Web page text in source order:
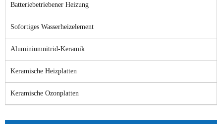
Batteriebetriebener Heizung
Sofortiges Wasserheizelement
Aluminiumnitrid-Keramik
Keramische Heizplatten
Keramische Ozonplatten